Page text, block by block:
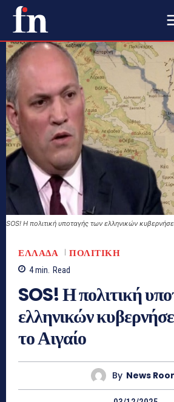
SOS! Η πολιτική υποταγής των ελληνικών
ΕΛΛΑΔΑ ΠΟΛΙΤΙΚΗ
4min. Read
SOS! Η πολιτική
ελληνικών
το Αιγαίο
By News